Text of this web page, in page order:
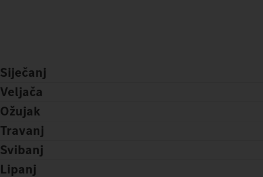
Siječanj
Veljača
Ožujak
Travanj
Svibanj
Lipanj